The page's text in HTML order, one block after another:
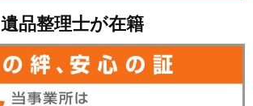
遺品整理士が在籍